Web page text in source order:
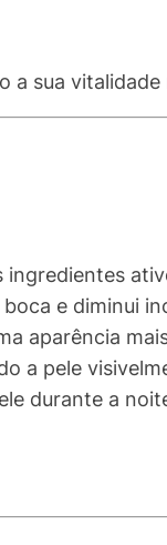
a sua vitalidade
ingredientes
e diminui
aparência
a pele
durante a